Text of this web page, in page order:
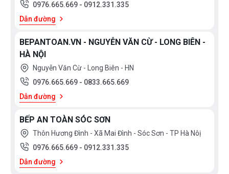
0976.665.669 - 0912.331.335
Dẫn đường
BEPANTOAN.VN - NGUYỄN VĂN CỪ - LONG BIÊN -
HÀ NỘI
Nguyễn Văn Cừ - Long Biên - HN
0976.665.669 - 0833.665.669
Dẫn đường
BẾP AN TOÀN SÓC SƠN
Thôn Hương Đình - Xã Mai Đình - Sóc Sơn - TP Hà Nôị
0976.665.669 - 0912.331.335
Dẫn đường